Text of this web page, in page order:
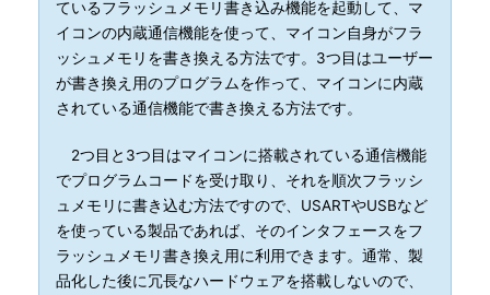
ているフラッシュメモリ書き込み機能を起動して、マ
イコンの内蔵通信機能を使って、マイコン自身がフラ
ッシュメモリを書き換える方法です。3つ目はユーザー
が書き換え用のプログラムを作って、マイコンに内蔵
されている通信機能で書き換える方法です。
2つ目と3つ目はマイコンに搭載されている通信機能
でプログラムコードを受け取り、それを順次フラッシ
ュメモリに書き込む方法ですので、USARTやUSBなど
を使っている製品であれば、そのインタフェースをフ
ラッシュメモリ書き換え用に利用できます。通常、製
品化した後に冗長なハードウェアを搭載しないので、